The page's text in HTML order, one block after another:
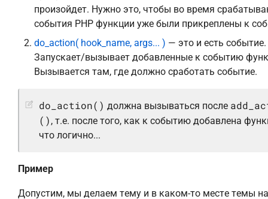
произойдет. Нужно это, чтобы во время
события PHP функции уже были прикреплены к
do_action( hook_name, args... ) — это и есть событие.
Запускает/вызывает добавленные к событию
Вызывается там, где должно сработать событие.
do_action() должна вызываться после
() , т.е. после того, как к событию добавлена
что логично...
Пример
Допустим, мы делаем тему и в каком-то месте темы